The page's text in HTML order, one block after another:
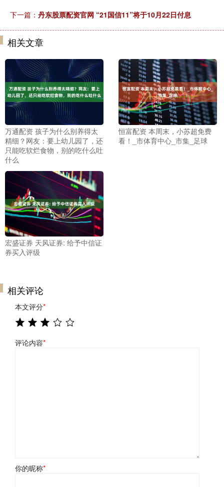
下一篇： 丹东股票配资官网 “21国信11”将于10月22日付息
相关文章
万通配资 孩子为什么别养得太
精细？网友：要上幼儿园了，还
只能吃软烂食物，别的吃什么吐
什么
恒富配资 本周末，小苏超免费
看！_市体育中心_市集_足球
宏盛证券 天风证券: 给予中信证
券买入评级
相关评论
本文评分*
评论内容*
你的昵称*